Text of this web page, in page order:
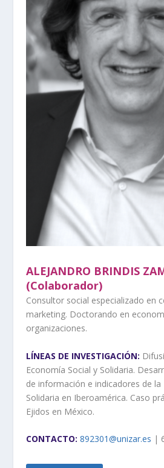
ALEJANDRO BRINDIS
(Colaborador)
Consultor social especializado en
marketing. Doctorando en
organizaciones.
LÍNEAS DE INVESTIGACIÓN:
Economía Social y Solidaria.
de información e indicadores de la
Solidaria en Iberoamérica. Caso
Ejidos en México.
CONTACTO: 892301@unizar.es |